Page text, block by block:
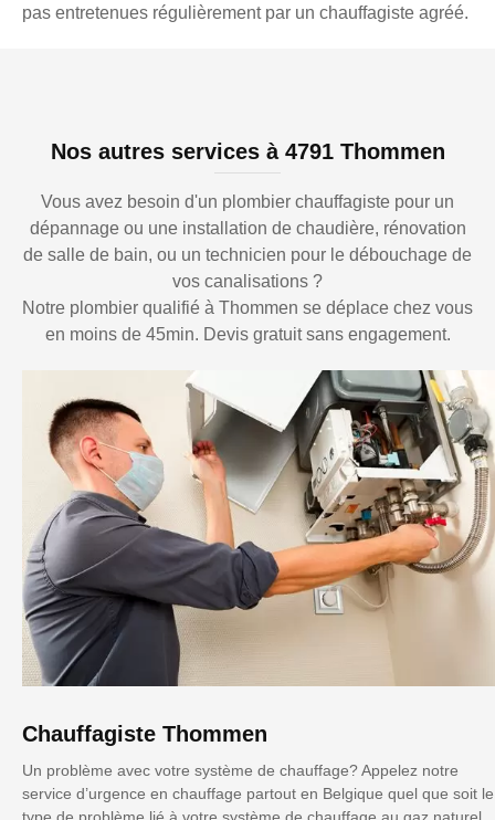
pas entretenues régulièrement par un chauffagiste agréé.
Nos autres services à 4791 Thommen
Vous avez besoin d'un plombier chauffagiste pour un
dépannage ou une installation de chaudière, rénovation
de salle de bain, ou un technicien pour le débouchage de
vos canalisations ?
Notre plombier qualifié à Thommen se déplace chez vous
en moins de 45min. Devis gratuit sans engagement.
Chauffagiste Thommen
Un problème avec votre système de chauffage? Appelez notre
service d’urgence en chauffage partout en Belgique quel que soit le
type de problème lié à votre système de chauffage au gaz naturel